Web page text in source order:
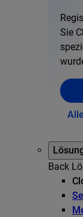
Sie
Back